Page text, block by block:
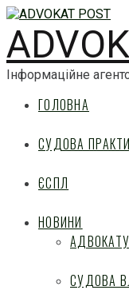
Інформаційне
ГОЛОВНА
СУДОВА
ЄСПЛ
НОВИНИ
СУДОВА